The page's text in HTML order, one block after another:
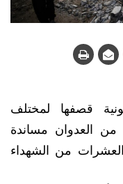
قصفها لمختلف
مناطق قطاع غزة في اليوم ١٣٠ من العدوان مساندة
العشرات من الشهداء